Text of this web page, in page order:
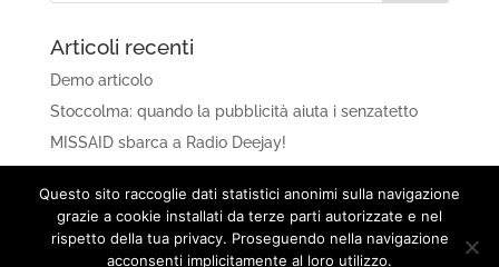
Articoli recenti
Demo articolo
Stoccolma: quando la pubblicità aiuta i senzatetto
MISSAID sbarca a Radio Deejay!
abbonati
Instagram introduce gli Emoji Slider
Questo sito raccoglie dati statistici anonimi sulla navigazione
grazie a cookie installati da terze parti autorizzate e nel
rispetto della tua privacy. Proseguendo nella navigazione
acconsenti implicitamente al loro utilizzo.